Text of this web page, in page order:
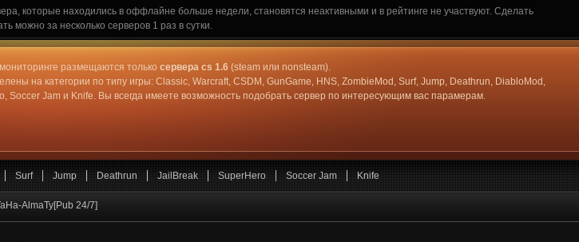
которые находились в оффлайне больше недели, становятся неактивными и в рейтинге не участвуют. Сделать
можно за несколько серверов 1 раз в сутки.
размещаются только сервера cs 1.6(steam или nonsteam).
на категории по типу игры: Classic, Warcraft, CSDM, GunGame, HNS, ZombieMod, Surf, Jump, Deathrun, DiabloMod,
Soccer Jam и Knife. Вы всегда имеете возможность подобрать сервер по интересующим вас парамерам.
Surf Jump Deathrun JailBreak SuperHero Soccer Jam Knife
AlmaTy[Pub 24/7]